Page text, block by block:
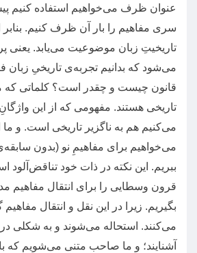
عنوان ظرف می‌خواهیم استفاده کنیم
سری مفاهیم را بار آن ظرف کنیم.
تاریخیتِ زبان موضوعیت می‌یابد. یعنی
می‌شود که بدانیم تجربه‌ی تاریخیِ زبان
قانون چیست و چقدر است؟ کلماتی که
تاریخی هستند. مفهومی که از این
می‌کنیم هم به ناگزیر تاریخی است. و
می‌خواهیم برای مفاهیمِ نو (بدون
ببریم. این نکته در ذات خود تناقض‌آلود
قرون وسطایی را برای انتقال مفاهیم
بگیریم. زیرا در این نقل و انتقال
می‌کنند. استحاله می‌شوند و به شکلی در
آشنایند؛ و ما صاحب متنی می‌شویم که